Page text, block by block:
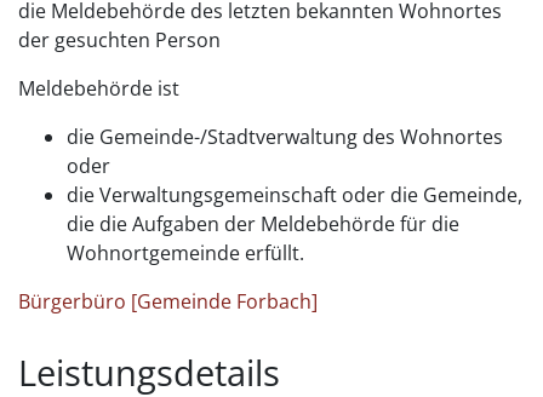
die Meldebehörde des letzten bekannten Wohnortes
der gesuchten Person
Meldebehörde ist
die Gemeinde-/Stadtverwaltung des Wohnortes
oder
die Verwaltungsgemeinschaft oder die Gemeinde,
die die Aufgaben der Meldebehörde für die
Wohnortgemeinde erfüllt.
Bürgerbüro [Gemeinde Forbach]
Leistungsdetails